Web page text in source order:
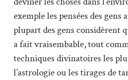
exemple les pensées des gens
plupart des gens considèrent
a fait vraisembable, tout
techniques divinatoires les
l’astrologie ou les tirages de